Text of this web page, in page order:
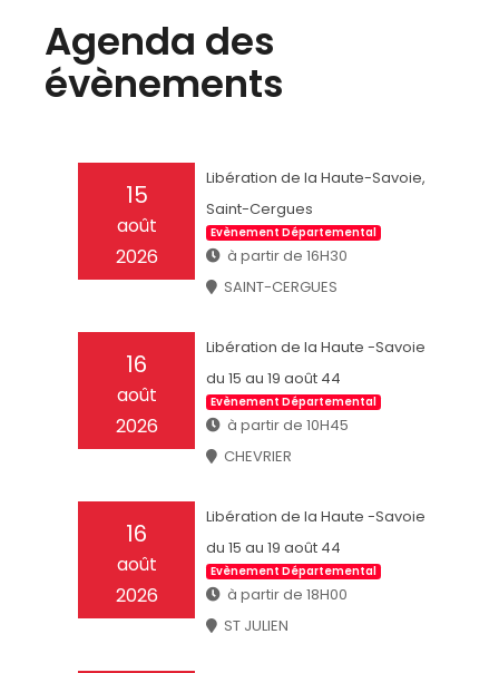
RESSOURCES
Agenda des
évènements
15
août
2026
Libération de la Haute-Savoie,
Saint-Cergues
Evènement Départemental
à partir de 16H30
SAINT-CERGUES
16
août
2026
Libération de la Haute -Savoie
du 15 au 19 août 44
Evènement Départemental
à partir de 10H45
CHEVRIER
16
août
2026
Libération de la Haute -Savoie
du 15 au 19 août 44
Evènement Départemental
à partir de 18H00
ST JULIEN